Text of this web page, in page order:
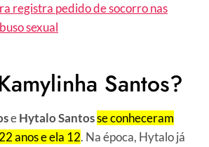
registra pedido de socorro nas
sexual
Santos?
eHytalo Santosse conheceram
anos e ela 12. Na época, Hytalo já